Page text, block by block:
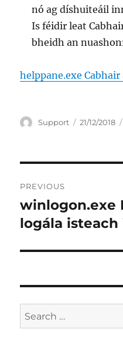
nó ag díshuiteáil
Is féidir leat
bheidh an
helppane.exe
Author
Support
Posted
21/12/2018
navigation
PREVIOUS
Previous
post:
winlogon.exe
logála
Search
for: